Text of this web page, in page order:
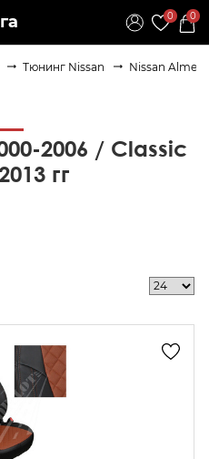
0 0
Тюнинг Nissan Nissan
2006 / Classic
гг